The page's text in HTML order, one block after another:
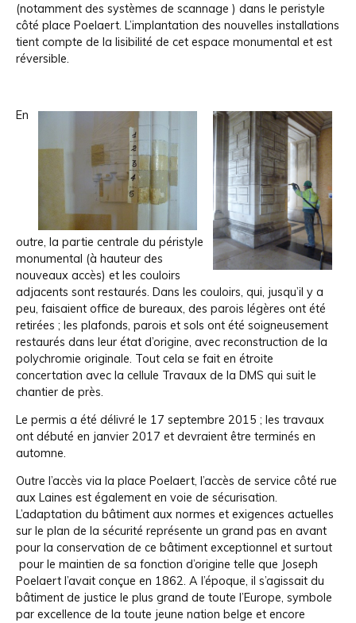
(notamment des systèmes de scannage ) dans le peristyle
côté place Poelaert. L’implantation des nouvelles installations
tient compte de la lisibilité de cet espace monumental et est
réversible.
En
outre, la partie centrale du péristyle
monumental (à hauteur des
nouveaux accès) et les couloirs
adjacents sont restaurés. Dans les couloirs, qui, jusqu’il y a
peu, faisaient office de bureaux, des parois légères ont été
retirées ; les plafonds, parois et sols ont été soigneusement
restaurés dans leur état d’origine, avec reconstruction de la
polychromie originale. Tout cela se fait en étroite
concertation avec la cellule Travaux de la DMS qui suit le
chantier de près.
Le permis a été délivré le 17 septembre 2015 ; les travaux
ont débuté en janvier 2017 et devraient être terminés en
automne.
Outre l’accès via la place Poelaert, l’accès de service côté rue
aux Laines est également en voie de sécurisation.
L’adaptation du bâtiment aux normes et exigences actuelles
sur le plan de la sécurité représente un grand pas en avant
pour la conservation de ce bâtiment exceptionnel et surtout
pour le maintien de sa fonction d’origine telle que Joseph
Poelaert l’avait conçue en 1862. A l’époque, il s’agissait du
bâtiment de justice le plus grand de toute l’Europe, symbole
par excellence de la toute jeune nation belge et encore